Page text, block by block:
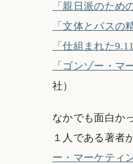
「親日派のため
「文体とパスの
「仕組まれた
「ゴンゾー・マ
社）
なかでも面白か
１人である著者
ー・マーケティ